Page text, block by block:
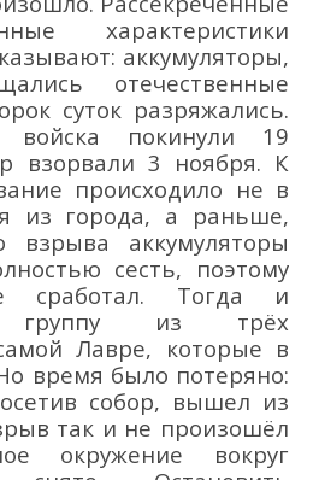
характеристики
аккумуляторы,
отечественные
суток разряжались.
войска покинули 19
взорвали 3 ноября. К
происходило не в
из города, а раньше,
аккумуляторы
сесть, поэтому
сработал. Тогда и
группу из трёх
Лавре, которые в
время было потеряно:
собор, вышел из
так и не произошёл
окружение вокруг